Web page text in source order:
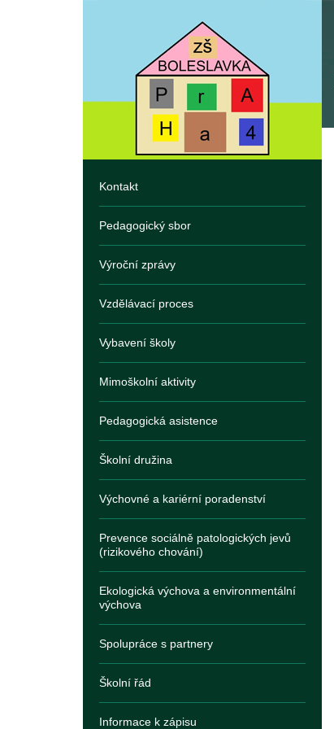
Kontakt
Pedagogický sbor
Výroční zprávy
Vzdělávací proces
Vybavení školy
Mimoškolní aktivity
Pedagogická asistence
Školní družina
Výchovné a kariérní poradenství
Prevence sociálně patologických jevů
(rizikového chování)
Ekologická výchova a environmentální
výchova
Spolupráce s partnery
Školní řád
Informace k zápisu